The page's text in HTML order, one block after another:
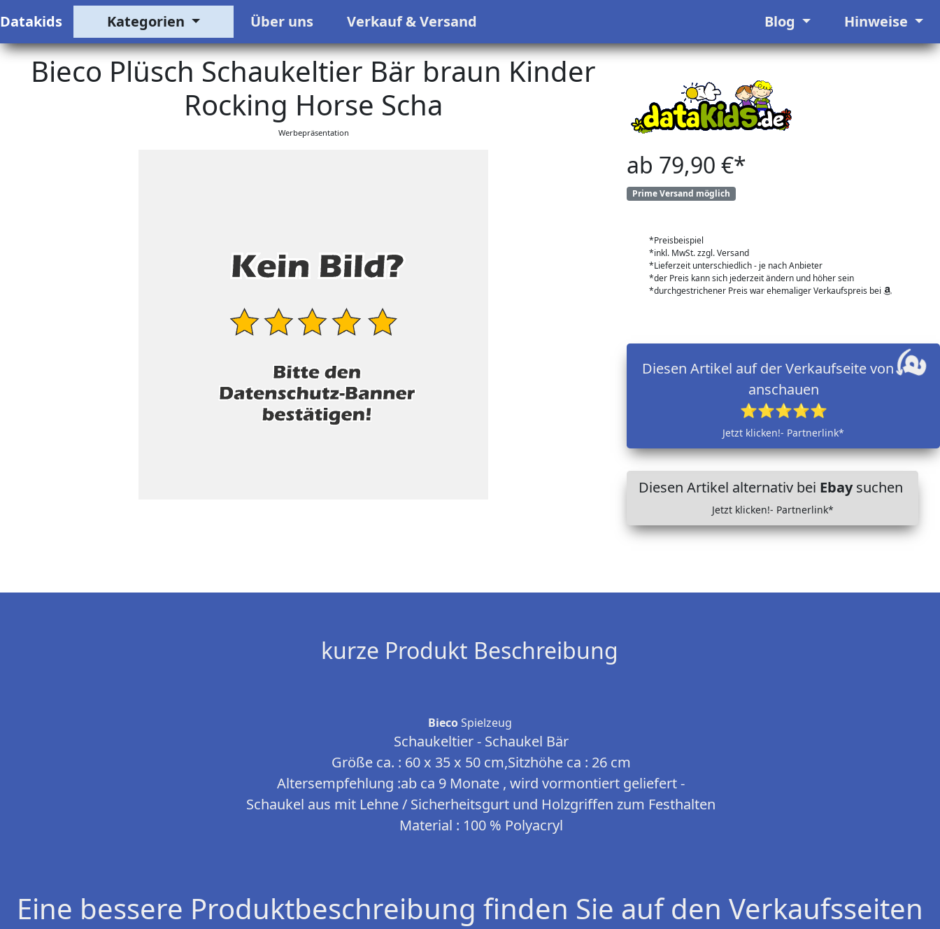
Datakids Kategorien Über uns Verkauf & Versand Blog Hinweise
Bieco Plüsch Schaukeltier Bär braun Kinder
Rocking Horse Scha
Werbepräsentation
ab 79,90 €*
Prime Versand möglich
*Preisbeispiel
*inkl. MwSt. zzgl. Versand
*Lieferzeit unterschiedlich - je nach Anbieter
*der Preis kann sich jederzeit ändern und höher sein
*durchgestrichener Preis war ehemaliger Verkaufspreis bei
Diesen Artikel auf der Verkaufseite von
anschauen
⭐⭐⭐⭐⭐
Jetzt klicken!- Partnerlink*
Diesen Artikel alternativ bei Ebaysuchen
Jetzt klicken!- Partnerlink*
kurze Produkt Beschreibung
BiecoSpielzeug
Schaukeltier - Schaukel Bär
Größe ca. : 60 x 35 x 50 cm,Sitzhöhe ca : 26 cm
Altersempfehlung :ab ca 9 Monate , wird vormontiert geliefert -
Schaukel aus mit Lehne / Sicherheitsgurt und Holzgriffen zum Festhalten
Material : 100 % Polyacryl
Eine bessere Produktbeschreibung finden Sie auf den Verkaufsseiten